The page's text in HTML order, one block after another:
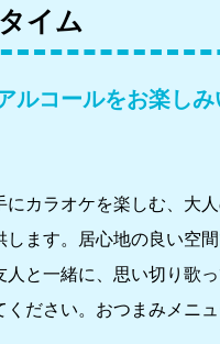
イム
ルコールをお楽し
にカラオケを楽しむ、大
します。居心地の良い空
人と一緒に、思い切り歌
ください。おつまみメニ